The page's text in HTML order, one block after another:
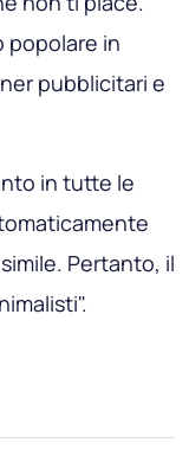
popolare in
pubblicitari e
in tutte le
Pertanto, il